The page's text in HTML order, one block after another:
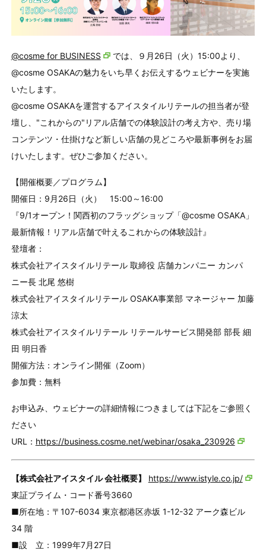
@cosme for BUSINESS
では、９月26日（火）15:00より、
@cosme OSAKAの魅力をいち早くお伝えするウェビナーを実施
いたします。
@cosme OSAKAを運営するアイスタイルリテールの担当者が登
壇し、"これからの"リアル店舗での体験設計の考え方や、売り場
コンテンツ・仕掛けなど新しい店舗の見どころや最新事例をお届
けいたします。ぜひご参加ください。
【開催概要／プログラム】
開催日：9月26日（火） 15:00～16:00
『9/1オープン！関西初のフラッグショップ「@cosme OSAKA」
最新情報！リアル店舗で叶えるこれからの体験設計』
登壇者：
株式会社アイスタイルリテール 取締役 店舗カンパニー カンパ
ニー長 北尾 悠樹
株式会社アイスタイルリテール OSAKA事業部 マネージャー 加藤
涼太
株式会社アイスタイルリテール リテールサービス開発部 部長 細
田 明日香
開催方法：オンライン開催（Zoom）
参加費：無料
お申込み、ウェビナーの詳細情報につきましては下記をご参照く
ださい
URL： https://business.cosme.net/webinar/osaka_230926
【株式会社アイスタイル 会社概要】
https://www.istyle.co.jp/
東証プライム・コード番号3660
■所在地：〒107-6034 東京都港区赤坂 1-12-32 アーク森ビル
34 階
■設 立：1999年7月27日